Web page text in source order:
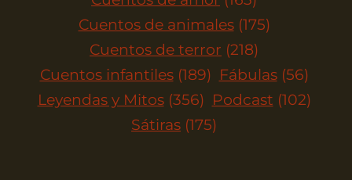
Cuentos de animales (175)
Cuentos de terror (218)
Cuentos infantiles (189) Fábulas (56)
Leyendas y Mitos (356) Podcast (102)
Sátiras (175)